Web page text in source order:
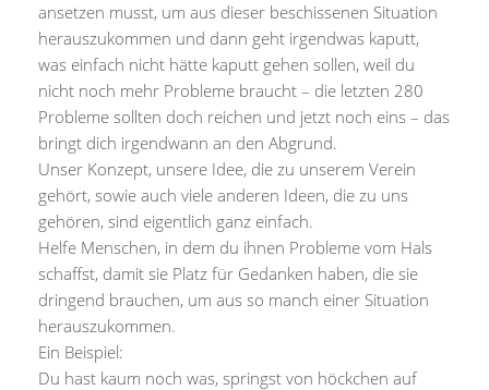
ansetzen musst, um aus dieser beschissenen Situation
herauszukommen und dann geht irgendwas kaputt,
was einfach nicht hätte kaputt gehen sollen, weil du
nicht noch mehr Probleme braucht – die letzten 280
Probleme sollten doch reichen und jetzt noch eins – das
bringt dich irgendwann an den Abgrund.
Unser Konzept, unsere Idee, die zu unserem Verein
gehört, sowie auch viele anderen Ideen, die zu uns
gehören, sind eigentlich ganz einfach.
Helfe Menschen, in dem du ihnen Probleme vom Hals
schaffst, damit sie Platz für Gedanken haben, die sie
dringend brauchen, um aus so manch einer Situation
herauszukommen.
Ein Beispiel:
Du hast kaum noch was, springst von höckchen auf